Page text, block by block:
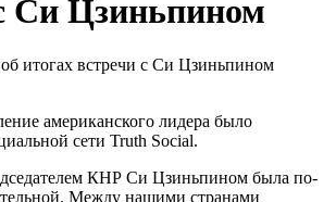
Си Цзиньпином
американского лидера было
сети Truth Social.
КНР Си Цзиньпином была по-
Между нашими странами